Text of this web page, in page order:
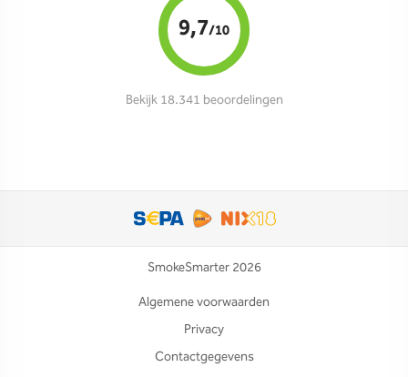
9,7/10
Bekijk 18.341 beoordelingen
SmokeSmarter 2026
Algemene voorwaarden
Privacy
Contactgegevens